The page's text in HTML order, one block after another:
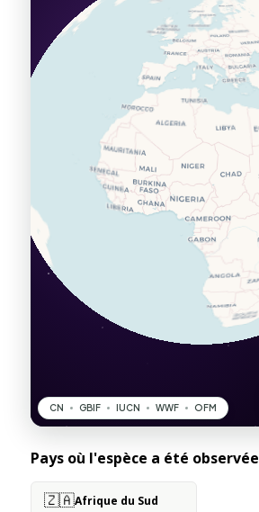
Pays où l'espèce a été observée
🇿🇦Afrique du Sud